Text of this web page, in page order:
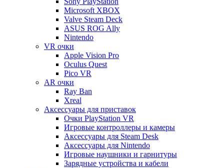
Microsoft XBOX
Valve Steam Deck
ASUS ROG Ally
Nintendo
VR очки
Apple Vision Pro
Oculus Quest
Pico VR
AR очки
Ray Ban
Xreal
Аксессуары для приставок
Очки PlayStation VR
Игровые контроллеры и камеры
Аксессуары для Steam Desk
Аксессуары для Nintendo
Игровые наушники и гарнитуры
Зарядные устройства и кабели